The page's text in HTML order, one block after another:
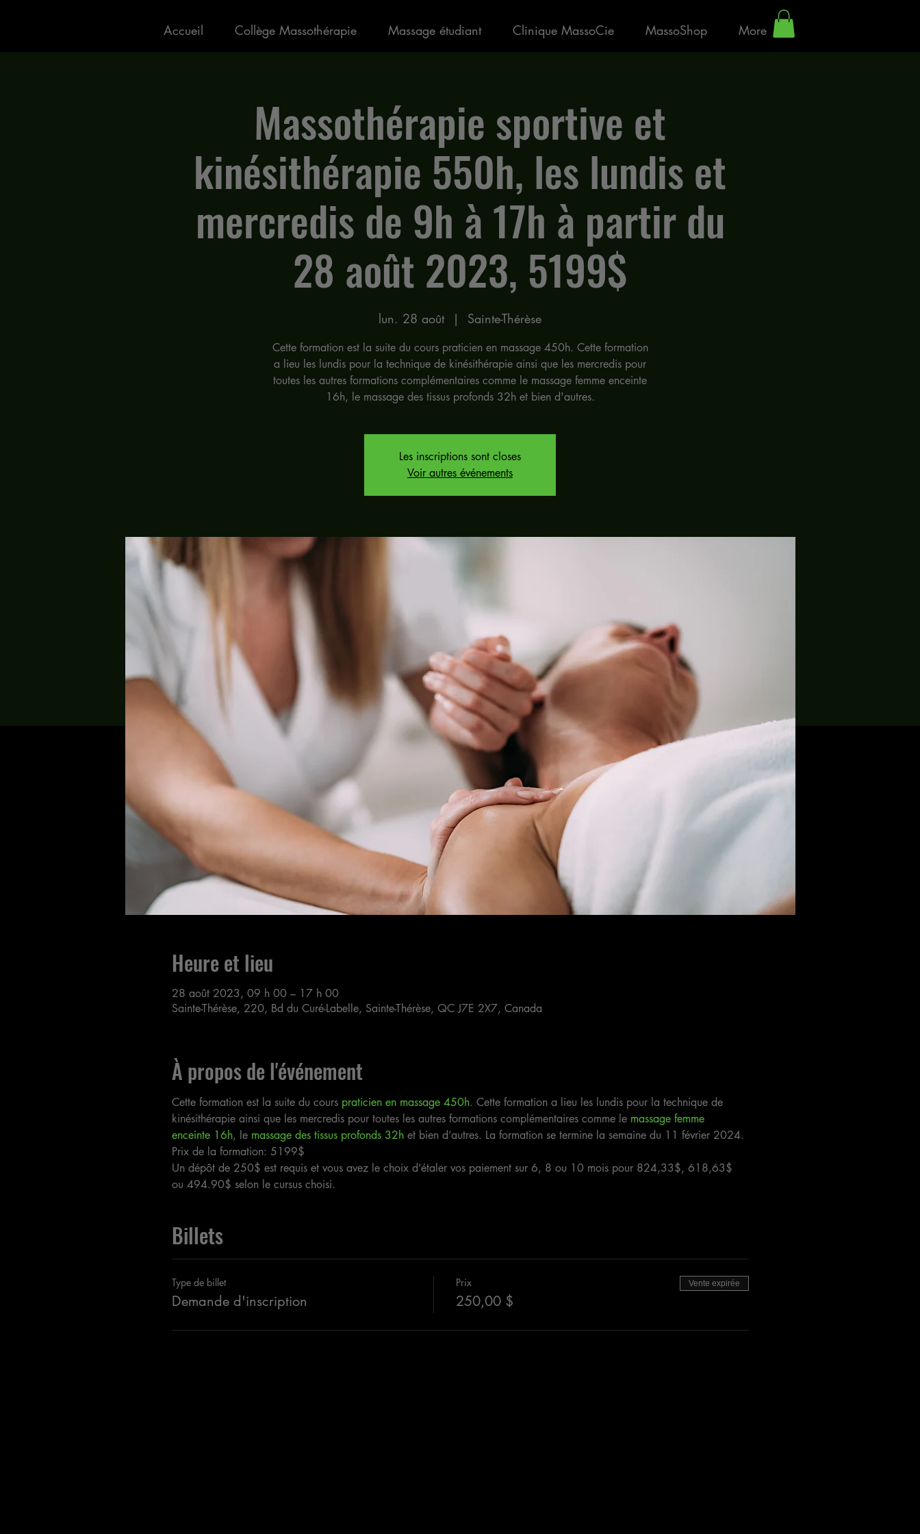
Accueil Collège Massothérapie Massage étudiant Clinique MassoCie MassoShop More
Massothérapie sportive et
kinésithérapie 550h, les lundis et
mercredis de 9h à 17h à partir du
28 août 2023, 5199$
lun. 28 août
  |
Sainte-Thérèse
Cette formation est la suite du cours praticien en massage 450h. Cette formation
a lieu les lundis pour la technique de kinésithérapie ainsi que les mercredis pour
toutes les autres formations complémentaires comme le massage femme enceinte
16h, le massage des tissus profonds 32h et bien d'autres.
Les inscriptions sont closes
Voir autres événements
Heure et lieu
28 août 2023, 09 h 00 – 17 h 00
Sainte-Thérèse, 220, Bd du Curé-Labelle, Sainte-Thérèse, QC J7E 2X7, Canada
À propos de l'événement
Cette formation est la suite du cours praticien en massage 450h. Cette formation a lieu les lundis pour la technique de
kinésithérapie ainsi que les mercredis pour toutes les autres formations complémentaires comme le massage femme
enceinte 16h, le massage des tissus profonds 32h et bien d’autres. La formation se termine la semaine du 11 février 2024.
Prix de la formation: 5199$
Un dépôt de 250$ est requis et vous avez le choix d’étaler vos paiement sur 6, 8 ou 10 mois pour 824,33$, 618,63$
ou 494.90$ selon le cursus choisi.
Billets
Type de billet
Demande d'inscription
Prix
250,00 $
Vente expirée